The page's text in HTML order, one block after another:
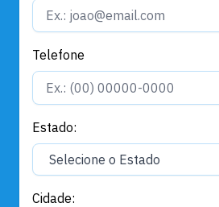
Telefone
Estado:
Cidade: